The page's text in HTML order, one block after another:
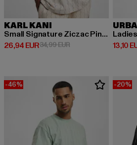
KARL KANI
Small Signature Ziczac Pinstripe
26,94 EUR
Derzeitiger Preis: 26,94 EUR
34,99 EURAktionspreis: 34,99
13,10
-46% -20%